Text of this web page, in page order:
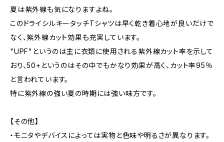
夏は紫外線も気になりますよね。
このドライシルキータッチTシャツは早く乾き着心地が良いだけで
なく、紫外線カット効果も充実しています。
"UPF"というのは主に衣類に使用される紫外線カット率を示して
おり、50+というのはその中でもかなり効果が高く、カット率95％
と言われています。
特に紫外線の強い夏の時期には強い味方です。
【その他】
・モニタやデバイスによっては実物と色味や明るさが異なります。